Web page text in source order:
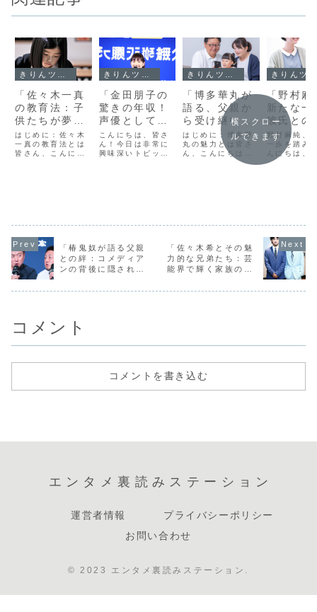
「佐々木一真
の教育法：子
供たちが夢中
になる学びの
秘訣」
はじめに：佐々木
一真の教育法とは
皆さん、こんにち
自ら学び、探求す
る力を育てる方法
を提唱していま
す。このブログで
は、彼の教育法の
核...
「金田朋子の
驚きの年収！
声優としての
成功の秘密を
解明」
こんにちは、皆さ
ん！今日は非常に
興味深いトピック
てこの業界で成功
いてです。金田さ
んはその独特な声
とキャラクター
で...
「博多華丸が
語る、父親か
ら受け継いだ
価値観とお笑
いへの情熱」
はじめに：博多華
丸の魅力とは皆さ
ん、こんにちは！
今日は、日本のお
の人生とキャリア
割を果たしている
家族からの影響に
ついてお話しし
ま...
「野村麻
新たな一
彼氏との
関係が明
に？」
野村麻純、
一歩を踏み
んにちは、
ん！今日は
まで女優や
としての活
たちの心を
きましたが
では彼女の
ベ...
横スクロー
ルできます
「椿鬼奴が語る父親
との絆：コメディア
ンの背後に隠された
「佐々木希とその魅
力的な兄弟たち：芸
能界で輝く家族の
コメント
コメントを書き込む
エンタメ裏読みステーション
運営者情報
プライバシーポリシー
お問い合わせ
© 2023 エンタメ裏読みステーション.